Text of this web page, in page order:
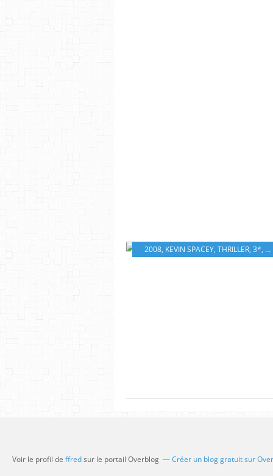
2008, KEVIN SPACEY, THRILLER, 3*,
Voir le profil de ffredsur le portail Overblog Créer un blog gratuit sur